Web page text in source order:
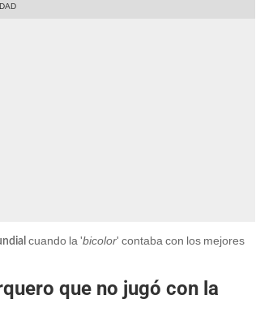
cuando la 'bicolor' contaba con los mejores
que no jugó con la